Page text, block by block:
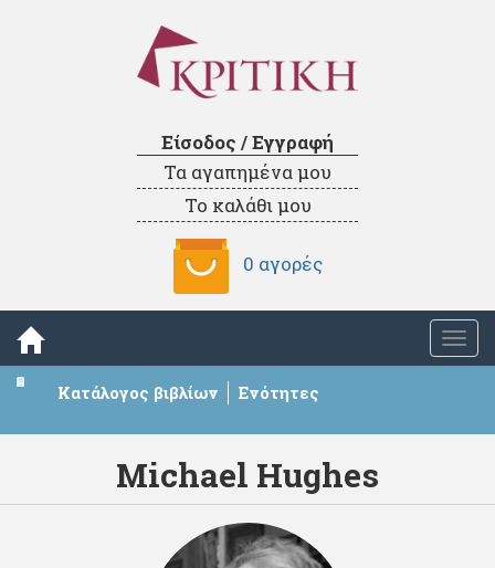
Είσοδος / Εγγραφή
Τα αγαπημένα μου
Το καλάθι μου
0 αγορές
Κατάλογος βιβλίων Ενότητες
Michael Hughes